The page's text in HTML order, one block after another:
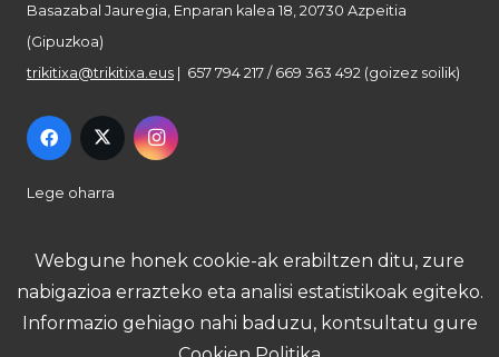
Basazabal Jauregia, Enparan kalea 18, 20730 Azpeitia
(Gipuzkoa)
trikitixa@trikitixa.eus | 657 794 217 / 669 363 492 (goizez soilik)
Lege oharra
Pribatutasun politika
Webgune honek cookie-ak erabiltzen ditu, zure
nabigazioa errazteko eta analisi estatistikoak egiteko.
Informazio gehiago nahi baduzu, kontsultatu gure